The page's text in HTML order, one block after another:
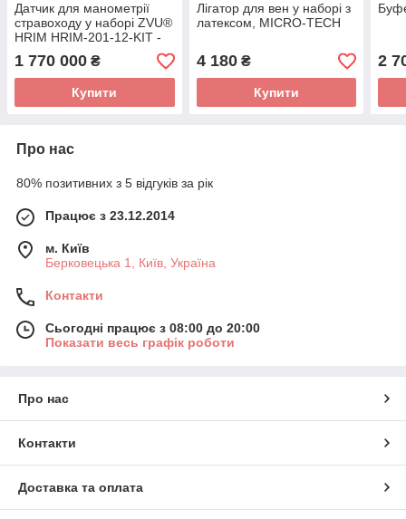
Датчик для манометрії
стравоходу у наборі ZVU®
HRIM HRIM-201-12-KIT -
1 770 000 ₴
Купити
Лігатор для вен у наборі з
латексом, MICRO-TECH
4 180₴
Купити
2
Про нас
80% позитивних з 5 відгуків за рік
Працює з 23.12.2014
м. Київ
Берковецька 1, Київ, Україна
Контакти
Сьогодні працює з 08:00 до 20:00
Показати весь графік роботи
Про нас
Контакти
Доставка та оплата